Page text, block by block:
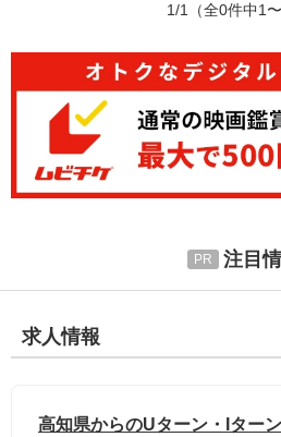
1/1 （全0件中1
注目
求人情報
高知県からのUターン・Iター